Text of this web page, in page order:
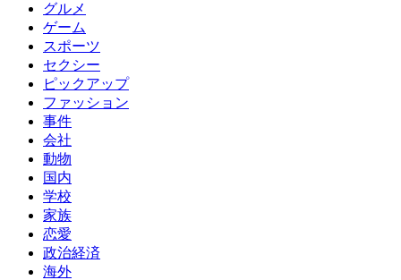
グルメ
ゲーム
スポーツ
セクシー
ピックアップ
ファッション
事件
会社
動物
国内
学校
家族
恋愛
政治経済
海外